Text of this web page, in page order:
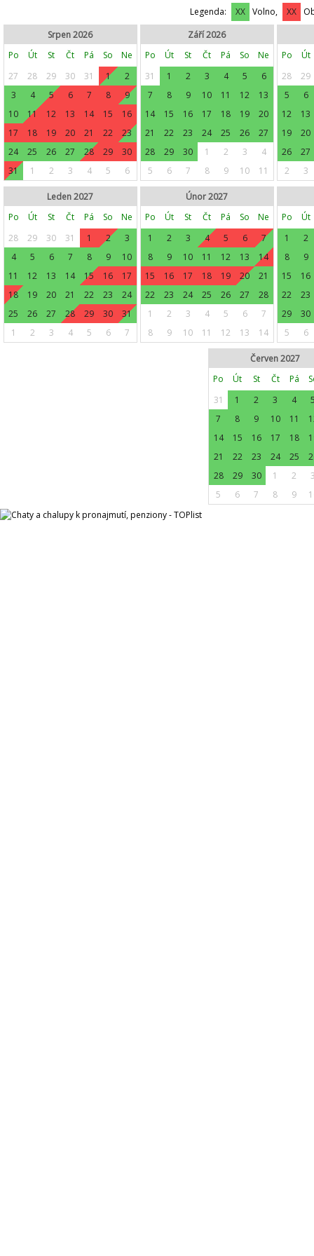
Legenda: XX Volno, XX
Srpen 2026
Po
Út St Čt Pá So
Ne
27
28 29 30 31 1
2
3
4 5 6 7 8
9
10
11 12 13 14 15
16
17
18 19 20 21 22
23
24
25 26 27 28 29
30
31
1 2 3 4 5 6
Září 2026
Po
Út St Čt Pá So
Ne
31
1 2 3 4 5
6
7
8 9 10 11 12
13
14
15 16 17 18 19
20
21
22 23 24 25 26
27
28
29 30 1 2 3
4
5
6 7 8 9 10 11
Po
Út
28
29
5
6
12
13
19
20
26
27
2
3
Leden 2027
Po
Út St Čt Pá So
Ne
28
29 30 31 1 2
3
4
5 6 7 8 9
10
11
12 13 14 15 16
17
18
19 20 21 22 23
24
25
26 27 28 29 30
31
1
2 3 4 5 6 7
Únor 2027
Po
Út St Čt Pá So
Ne
1
2 3 4 5 6
7
8
9 10 11 12 13
14
15
16 17 18 19 20
21
22
23 24 25 26 27
28
1
2 3 4 5 6
7
8
9 10 11 12 13 14
Po
Út
1
2
8
9
15
16
22
23
29
30
5
6
Červen 2027
Po
Út St Čt Pá
31
1 2 3 4
7
8 9 10 11
14
15 16 17 18
21
22 23 24 25
28
29 30 1 2
5
6 7 8 9